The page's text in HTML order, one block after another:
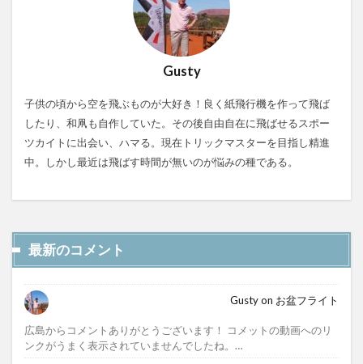
Gusty
子供の頃から空を飛ぶものが大好き！良く紙飛行機を作って飛ば
したり、和凧も自作していた。その後自由自在に飛ばせるスポー
ツカイトに出会い、ハマる。現在トリックマスターを目指し精進
中。しかし最近は飛ばす時間が無いのが悩みの種である。
最新のコメント
Gustyon お盆フライト
広島からコメントありがとうございます！ コメットの動画へのリ
ンクがうまく表示されていませんでしたね。…